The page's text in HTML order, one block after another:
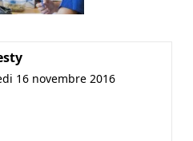
16 novembre 2016